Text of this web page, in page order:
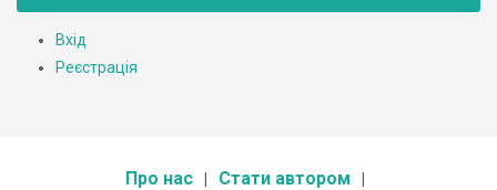
Вхід
Реєстрація
Про нас Стати автором